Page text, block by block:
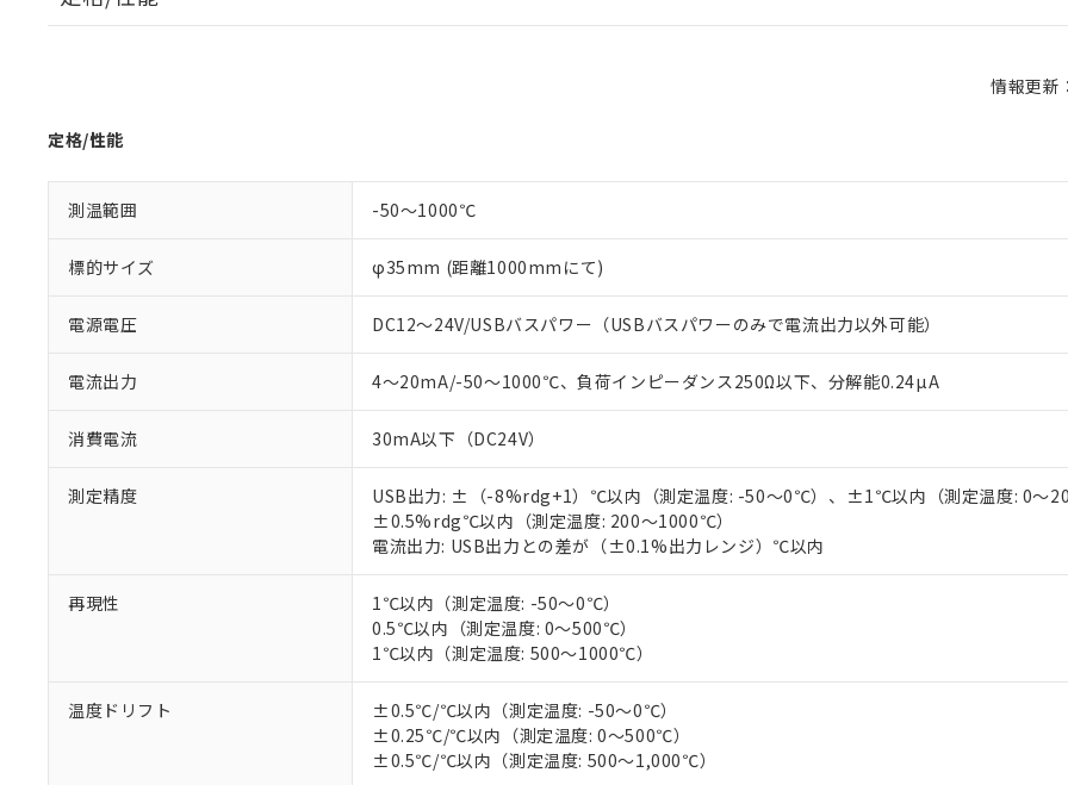
情報更新
定格/性能
測温範囲 -50～1000℃
標的サイズ φ35mm (距離1000mmにて)
電源電圧 DC12～24V/USBバスパワー（USBバスパワーのみで電流出力以外可能）
電流出力 4～20mA/-50～1000℃、負荷インピーダンス250Ω以下、分解能0.24µA
消費電流 30mA以下（DC24V）
測定精度
USB出力: ±（-8%rdg+1）℃以内（測定温度: -50～0℃）、±1℃以内（測定温度: 0～
±0.5%rdg℃以内（測定温度: 200～1000℃）
電流出力: USB出力との差が（±0.1%出力レンジ）℃以内
再現性
1℃以内（測定温度: -50～0℃）
0.5℃以内（測定温度: 0～500℃）
1℃以内（測定温度: 500～1000℃）
温度ドリフト
±0.5℃/℃以内（測定温度: -50～0℃）
±0.25℃/℃以内（測定温度: 0～500℃）
±0.5℃/℃以内（測定温度: 500～1,000℃）
ご利用条件
以下の条件をお読みいただき、同意のうえご利用ください。
本サービスは、当社制御機器事業取扱商品の当社在庫状況および標準価格(税抜)を
くものです。
当社制御機器事業取扱商品の中には、本サービスの対象外となる商品もあることを
在庫状況および標準価格照会結果は、記載している更新日時点での社内データに基
のであり、閲覧された時点での実際の在庫および標準価格とは異なる場合があるこ
い。
※1 対応状況
対応済み：EU RoHS指令（10物質）の非含有に対応した製品が提供可能な商品です。
対応予定なし：EU RoHS指令（10物質）の非含有に非対応の商品で、対応品を出す予定
調査・確認中：EU RoHS指令（10物質）の非含有の対応状況を調査中または確認中の商
非該当品：ライセンス料など無形物で、有害物質有無と関係のない商品です。
仕入先様の事情により、非含有部品としていたものが、含有品と判明した場合などやむ
*EU RoHS指令（10物質）：
鉛(Pb) 1000ppm以下、 水銀(Hg) 1000ppm以下、 カドミウム(Cd) 100ppm以下、
フタル酸ビス(2-エチルヘキシル) (DEHP)(別名：DOP) 1000ppm以下、フタル酸ブチルベンジル（BBP）
ル（DBP） 1000ppm以下、フタル酸ジイソブチル (DIBP) 1000ppm以下
但し、RoHS指令で産業用監視および制御機器に対する適用除外項目は除く。
フタル酸エステル類の４物質については閾値を超える意図的な使用がないことを確認しています。
※1 中国RoHS○×表
「○」：最大均質材料含有率が中国RoHSの基準値以下であることを示します。
「×」：最大均質材料含有率が中国RoHSの基準値を超えていることを示します。
「－」：未確認です。当社販売部門へお問い合わせください。
*中国RoHS10物質の基準値 (GB/T26572)：
Pb(鉛) :1000ppm、 Hg(水銀) : 1000ppm、 Cd(カドミウム) : 100ppm、
Cr(Ⅵ)(六価クロム) : 1000ppm、 PBBs(ポリ臭化ビフェニル類) : 1000ppm、 PBDEs(ポリ臭化ジフェニルエーテ
DBP(フタル酸ジブチル) : 1000ppm、 DIBP(フタル酸ジイソブチル) : 1000ppm、 BBP(フタル酸ブチルベンジル) :
DEHP(フタル酸ビス(2-エチルヘキシル)) : 1000ppm
当社は、これら貴社製品のうち、外国為替および外国貿易法に定める商品（以下｢
う）を輸出または国外への提供する場合は、日本国政府の輸出許可(または役務取
などの必要な手続きをとります。
当社は規制貨物を破棄する場合は、完全に破砕するなど、違法に輸出されないよう
ます。
当社は貴社製品を、核兵器、ミサイル、化学兵器、生物兵器またはその他武器並び
○ 一定数以上の在庫あり